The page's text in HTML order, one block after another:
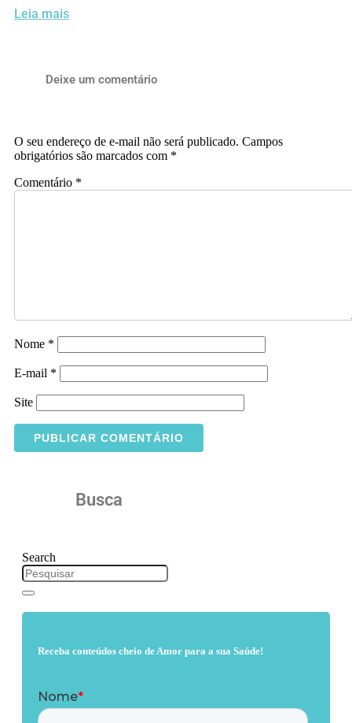
Leia mais
Deixe um comentário
O seu endereço de e-mail não será publicado. Campos
obrigatórios são marcados com *
Comentário *
Nome *
E-mail *
Site
Busca
Search
Receba conteúdos cheio de Amor para a sua Saúde!